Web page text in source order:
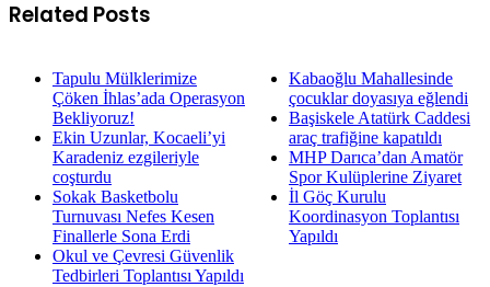
Related Posts
Tapulu Mülklerimize
Çöken İhlas’ada Operasyon
Bekliyoruz!
Ekin Uzunlar, Kocaeli’yi
Karadeniz ezgileriyle
coşturdu
Sokak Basketbolu
Turnuvası Nefes Kesen
Finallerle Sona Erdi
Okul ve Çevresi Güvenlik
Tedbirleri Toplantısı Yapıldı
Kabaoğlu Mahallesinde
çocuklar doyasıya eğlendi
Başiskele Atatürk Caddesi
araç trafiğine kapatıldı
MHP Darıca’dan Amatör
Spor Kulüplerine Ziyaret
İl Göç Kurulu
Koordinasyon Toplantısı
Yapıldı